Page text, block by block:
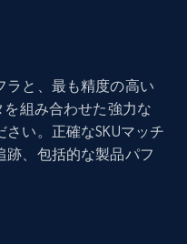
URL
count, and
今すぐ始める
ラと、最も精度の高い
組み合わせた強力な
い。正確なSKUマッチ
跡、包括的な製品パフ